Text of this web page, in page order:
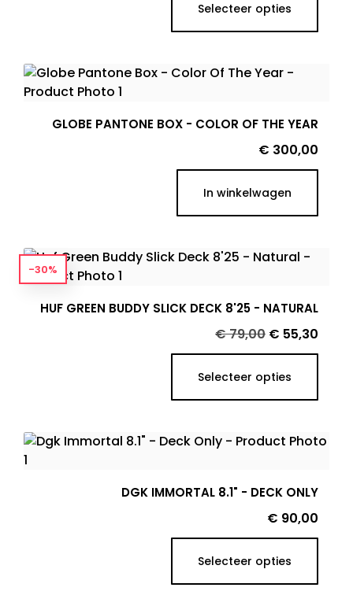
Selecteer opties
GLOBE PANTONE BOX - COLOR OF THE YEAR
Prijs
€ 300,00
In winkelwagen
HUF GREEN BUDDY SLICK DECK 8'25 - NATURAL
Normale
prijs
€ 79,00 Prijs
€ 55,30
Selecteer opties
-30%
DGK IMMORTAL 8.1" - DECK ONLY
Prijs
€ 90,00
Selecteer opties